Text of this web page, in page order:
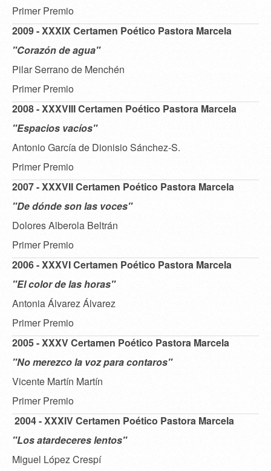
Primer Premio
2009 - XXXIX Certamen Poético Pastora Marcela
"Corazón de agua"
Pilar Serrano de Menchén
Primer Premio
2008 - XXXVIII Certamen Poético Pastora Marcela
"Espacios vacíos"
Antonio García de Dionisio Sánchez-S.
Primer Premio
2007 - XXXVII Certamen Poético Pastora Marcela
"De dónde son las voces"
Dolores Alberola Beltrán
Primer Premio
2006 - XXXVI Certamen Poético Pastora Marcela
"El color de las horas"
Antonia Álvarez Álvarez
Primer Premio
2005 - XXXV Certamen Poético Pastora Marcela
"No merezco la voz para contaros"
Vicente Martín Martín
Primer Premio
2004 - XXXIV Certamen Poético Pastora Marcela
"Los atardeceres lentos"
Miguel López Crespí